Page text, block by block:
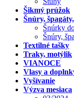
Šikmý prúžok
Šnúry,
Šnúrky
Šnúry,
Textilné tašky
Traky, motýlik
VIANOCE
Vlasy a
Vyšívanie
Výzva mesiaca